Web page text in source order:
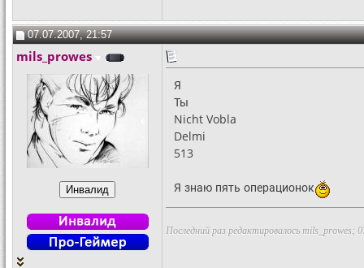
07.07.2007, 21:57
mils_prowes
Я
Ты
Nicht Vobla
Delmi
513
Я знаю пять операционок
Последний раз редактировалось mils_prowes;